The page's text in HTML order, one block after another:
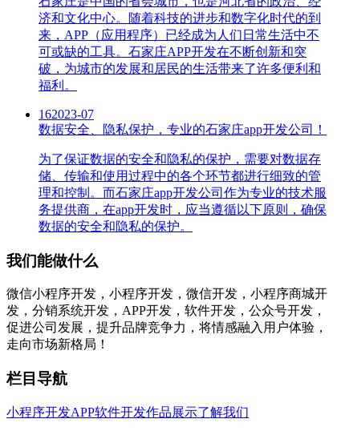
济和文化中心。随着科技的进步和数字化时代的到
来，APP（应用程序）已经成为人们日常生活中不
可或缺的工具。石家庄APP开发在不断创新和突
破，为城市的发展和居民的生活带来了许多便利和
福利。
162023-07
数据安全、隐私保护，专业的石家庄app开发公司！
为了保证数据的安全和隐私的保护，需要对数据存
储、传输和使用过程中的各个环节都进行细致的管
理和控制。而石家庄app开发公司作为专业的技术服
务提供商，在app开发时，应当遵循以下原则，确保
数据的安全和隐私的保护。
我们能做什么
微信小程序开发，小程序开发，微信开发，小程序商城开
发，分销系统开发，APP开发，软件开发，公众号开发，
促进公司发展，提升品牌竞争力，将情感融入用户体验，
走向市场新格局！
栏目导航
小程序开发APP软件开发作品展示了解我们